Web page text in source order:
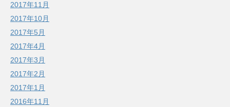
2017年11月
2017年10月
2017年5月
2017年4月
2017年3月
2017年2月
2017年1月
2016年11月